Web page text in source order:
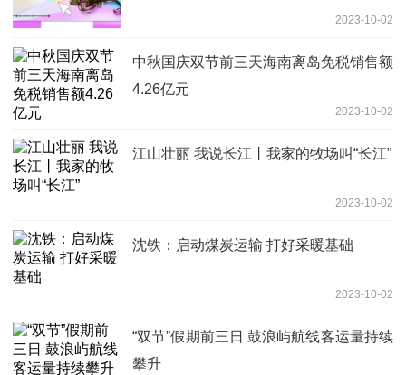
2023-10-02
中秋国庆双节前三天海南离岛免税销售额
4.26亿元
2023-10-02
江山壮丽 我说长江丨我家的牧场叫“长江”
2023-10-02
沈铁：启动煤炭运输 打好采暖基础
2023-10-02
“双节”假期前三日 鼓浪屿航线客运量持续
攀升